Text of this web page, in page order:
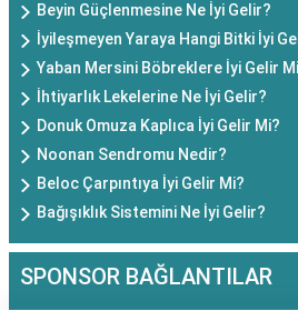
Beyin Güçlenmesine Ne İyi Gelir?
İyileşmeyen Yaraya Hangi Bitki İyi
Yaban Mersini Böbreklere İyi Gelir
İhtiyarlık Lekelerine Ne İyi Gelir?
Donuk Omuza Kaplıca İyi Gelir Mi?
Noonan Sendromu Nedir?
Beloc Çarpıntıya İyi Gelir Mi?
Bağışıklık Sistemini Ne İyi Gelir?
SPONSOR BAĞLANTILAR